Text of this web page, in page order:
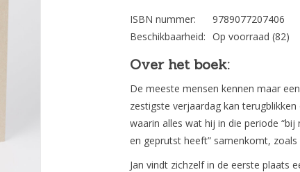
ISBN nummer:
9789077207406
Beschikbaarheid: Op voorraad (82)
Over het boek:
De meeste mensen kennen maar
zestigste verjaardag kan
waarin alles wat hij in die periode
en geprutst heeft” samenkomt,
Jan vindt zichzelf in de eerste plaats